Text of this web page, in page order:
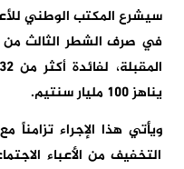
سيشرع المكتب الوطني
في صرف الشطر الثالث من
يناهز 100 مليار سنتيم.
ويأتي هذا الإجراء
التخفيف من الأعباء